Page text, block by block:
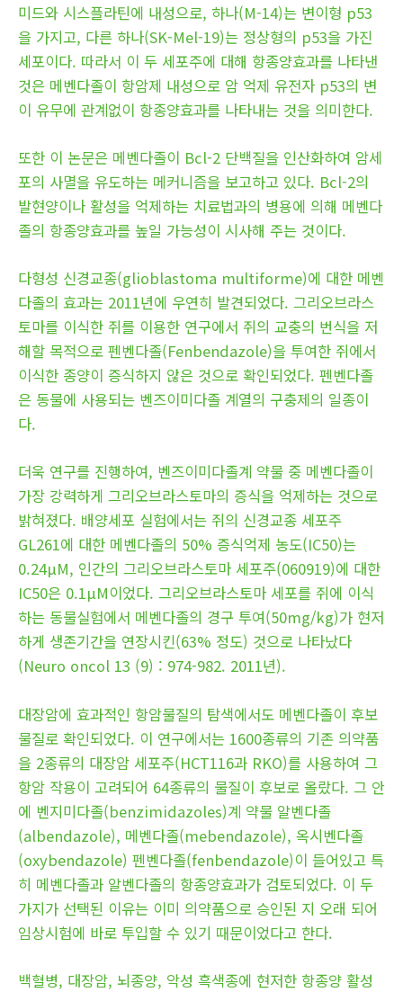
미드와 시스플라틴에 내성으로, 하나(M-14)는 변이형 p53
을 가지고, 다른 하나(SK-Mel-19)는 정상형의 p53을 가진
세포이다. 따라서 이 두 세포주에 대해 항종양효과를 나타낸
것은 메벤다졸이 항암제 내성으로 암 억제 유전자 p53의 변
이 유무에 관계없이 항종양효과를 나타내는 것을 의미한다.
또한 이 논문은 메벤다졸이 Bcl-2 단백질을 인산화하여 암세
포의 사멸을 유도하는 메커니즘을 보고하고 있다. Bcl-2의
발현양이나 활성을 억제하는 치료법과의 병용에 의해 메벤다
졸의 항종양효과를 높일 가능성이 시사해 주는 것이다.
다형성 신경교종(glioblastoma multiforme)에 대한 메벤
다졸의 효과는 2011년에 우연히 발견되었다. 그리오브라스
토마를 이식한 쥐를 이용한 연구에서 쥐의 교충의 번식을 저
해할 목적으로 펜벤다졸(Fenbendazole)을 투여한 쥐에서
이식한 종양이 증식하지 않은 것으로 확인되었다. 펜벤다졸
은 동물에 사용되는 벤즈이미다졸 계열의 구충제의 일종이
다.
더욱 연구를 진행하여, 벤즈이미다졸계 약물 중 메벤다졸이
가장 강력하게 그리오브라스토마의 증식을 억제하는 것으로
밝혀졌다. 배양세포 실험에서는 쥐의 신경교종 세포주
GL261에 대한 메벤다졸의 50% 증식억제 농도(IC50)는
0.24μM, 인간의 그리오브라스토마 세포주(060919)에 대한
IC50은 0.1μM이었다. 그리오브라스토마 세포를 쥐에 이식
하는 동물실험에서 메벤다졸의 경구 투여(50mg/kg)가 현저
하게 생존기간을 연장시킨(63% 정도) 것으로 나타났다
(Neuro oncol 13 (9) : 974-982. 2011년).
대장암에 효과적인 항암물질의 탐색에서도 메벤다졸이 후보
물질로 확인되었다. 이 연구에서는 1600종류의 기존 의약품
을 2종류의 대장암 세포주(HCT116과 RKO)를 사용하여 그
항암 작용이 고려되어 64종류의 물질이 후보로 올랐다. 그 안
에 벤지미다졸(benzimidazoles)계 약물 알벤다졸
(albendazole), 메벤다졸(mebendazole), 옥시벤다졸
(oxybendazole) 펜벤다졸(fenbendazole)이 들어있고 특
히 메벤다졸과 알벤다졸의 항종양효과가 검토되었다. 이 두
가지가 선택된 이유는 이미 의약품으로 승인된 지 오래 되어
임상시험에 바로 투입할 수 있기 때문이었다고 한다.
백혈병, 대장암, 뇌종양, 악성 흑색종에 현저한 항종양 활성